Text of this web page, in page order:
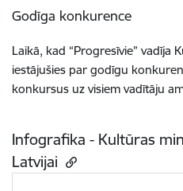
Godīga konkurence
Laikā, kad “Progresīvie” vadīja
iestājušies par godīgu
konkursus uz visiem vadītāju
Infografika - Kultūras
Latvijai